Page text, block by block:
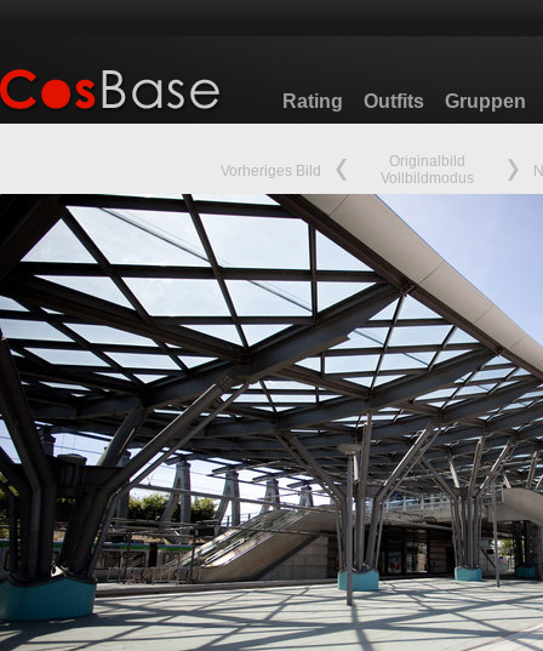
Rating Outfits Gruppen
Vorheriges Bild
Originalbild
Vollbildmodus